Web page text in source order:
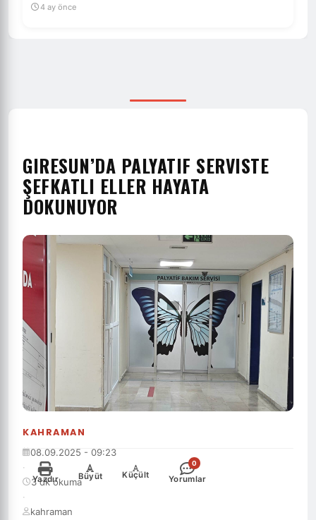
4 ay önce
KAHRAMAN
GIRESUN’DA PALYATIF SERVISTE
ŞEFKATLI ELLER HAYATA
DOKUNUYOR
08.09.2025 - 09:23
·
3 dk okuma
·
kahraman
Yazdır
+
Büyüt
-
Küçült
0
Yorumlar